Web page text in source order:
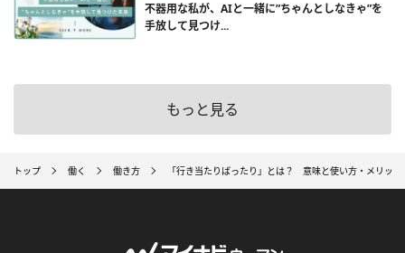
不器用な私が、AIと一緒に”ちゃんとしなきゃ”を
手放して見つけ...
もっと見る
トップ 働く 働き方 「行き当たりばったり」とは？ 意味と使い方・メリット